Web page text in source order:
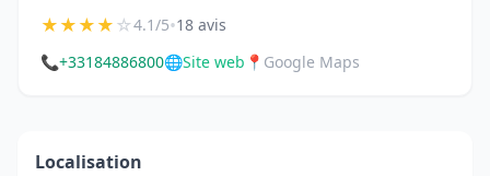
★★★★☆4.1/5•18 avis
📞+33184886800🌐Site web 📍 Google Maps
Localisation